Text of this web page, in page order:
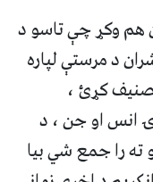
هم وکړ چې تاسو د
د مرستې لپاره
کړئ ،
انس او جن ، د
ته را جمع شي بیا